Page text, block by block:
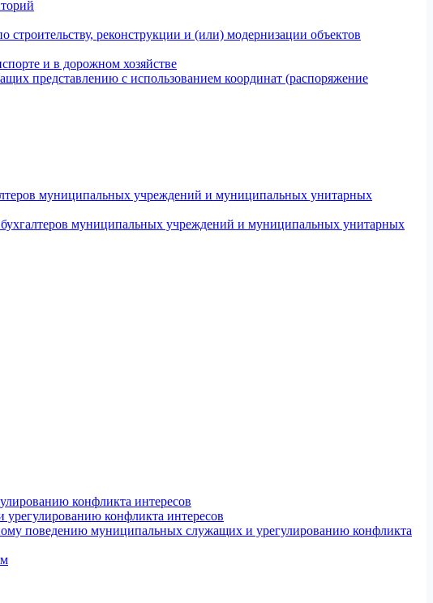
реконструкции и (или) модернизации объектов
и в дорожном хозяйстве
представлению с использованием координат (распоряжение
муниципальных учреждений и муниципальных унитарных
муниципальных учреждений и муниципальных унитарных
конфликта интересов
конфликта интересов
поведению муниципальных служащих и урегулированию конфликта